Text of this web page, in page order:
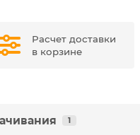
Расчет доставки
в корзине
1